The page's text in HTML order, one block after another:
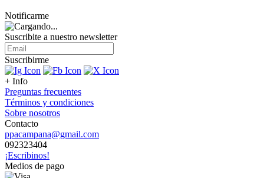
Notificarme
Suscribite a nuestro newsletter
Suscribirme
+ Info
Preguntas frecuentes
Términos y condiciones
Sobre nosotros
Contacto
ppacampana@gmail.com
092323404
¡Escribinos!
Medios de pago